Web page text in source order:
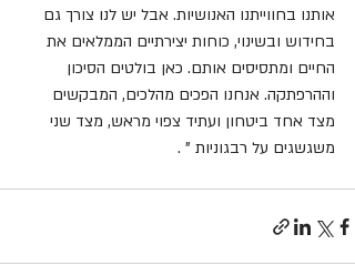
אותנו בחווייתנו האנושיות. אבל יש לנו צורך גם
בחידוש ובשינוי, כוחות יצירתיים הממלאים את
החיים ומתסיסים אותם. כאן בולטים הסיכון
וההרפתקה. אנחנו הפכים מהלכים, המבקשים
מצד אחד ביטחון ועתיד צפוי מראש, מצד שני
משגשגים על רבגוניות " .